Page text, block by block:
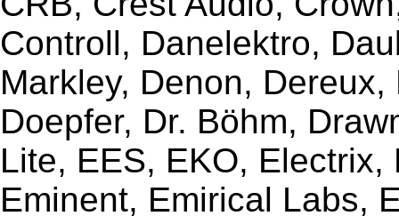
Controll, Danelektro,
Markley, Denon,
Doepfer, Dr. Böhm,
Lite, EES, EKO,
Eminent, Emirical Labs,